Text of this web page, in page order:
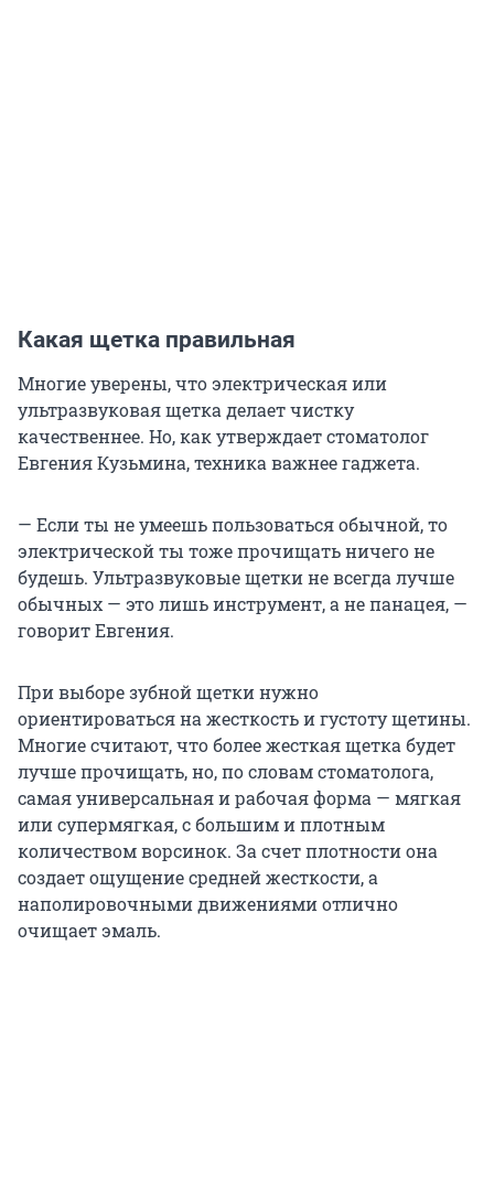
Какая щетка правильная
Многие уверены, что электрическая или
ультразвуковая щетка делает чистку
качественнее. Но, как утверждает стоматолог
Евгения Кузьмина, техника важнее гаджета.
— Если ты не умеешь пользоваться обычной, то
электрической ты тоже прочищать ничего не
будешь. Ультразвуковые щетки не всегда лучше
обычных — это лишь инструмент, а не панацея, —
говорит Евгения.
При выборе зубной щетки нужно
ориентироваться на жесткость и густоту щетины.
Многие считают, что более жесткая щетка будет
лучше прочищать, но, по словам стоматолога,
самая универсальная и рабочая форма — мягкая
или супермягкая, с большим и плотным
количеством ворсинок. За счет плотности она
создает ощущение средней жесткости, а
наполировочными движениями отлично
очищает эмаль.